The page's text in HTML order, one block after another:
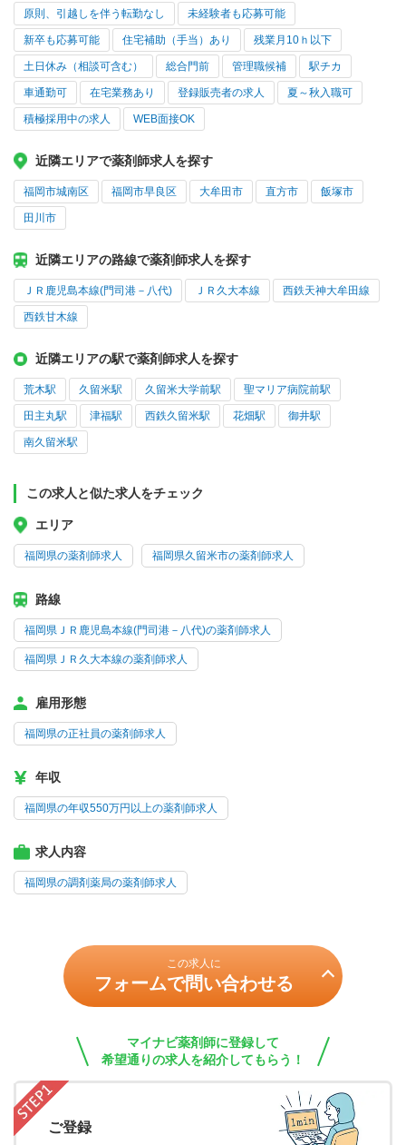
原則、引越しを伴う転勤なし 未経験者も応募可能
新卒も応募可能 住宅補助（手当）あり 残業月10ｈ以下
土日休み（相談可含む） 総合門前 管理職候補 駅チカ
車通勤可 在宅業務あり 登録販売者の求人 夏～秋入職可
積極採用中の求人 WEB面接OK
近隣エリアで薬剤師求人を探す
福岡市城南区 福岡市早良区 大牟田市 直方市 飯塚市
田川市
近隣エリアの路線で薬剤師求人を探す
ＪＲ鹿児島本線(門司港－八代) ＪＲ久大本線 西鉄天神大牟田線
西鉄甘木線
近隣エリアの駅で薬剤師求人を探す
荒木駅 久留米駅 久留米大学前駅 聖マリア病院前駅
田主丸駅 津福駅 西鉄久留米駅 花畑駅 御井駅
南久留米駅
この求人と似た求人をチェック
エリア
福岡県の薬剤師求人 福岡県久留米市の薬剤師求人
路線
福岡県ＪＲ鹿児島本線(門司港－八代)の薬剤師求人
福岡県ＪＲ久大本線の薬剤師求人
雇用形態
福岡県の正社員の薬剤師求人
年収
福岡県の年収550万円以上の薬剤師求人
求人内容
福岡県の調剤薬局の薬剤師求人
この求人に
フォームで問い合わせる
マイナビ薬剤師に登録して
希望通りの求人を紹介してもらう！
ご登録